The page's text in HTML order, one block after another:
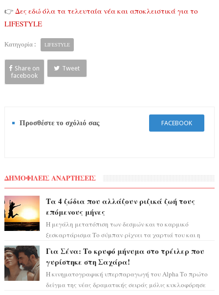
👉 Δες εδώ όλα τα τελευταία νέα και αποκλειστικά για το
LIFESTYLE
Κατηγορία : LIFESTYLE
Share on
facebook
Tweet
Προσθέστε το σχόλιό σας FACEBOOK
ΔΗΜΟΦΙΛΕΙΣ ΑΝΑΡΤΗΣΕΙΣ
Τα 4 ζώδια που αλλάζουν ριζικά ζωή τους
επόμενους μήνες
Η μεγάλη μετατόπιση των δεσμών και το καρμικό
ξεσκαρτάρισμα Το σύμπαν ρίχνει τα χαρτιά του και η
Για Σένα: Το κρυφό μήνυμα στο τρέιλερ που
γυρίστηκε στη Σαχάρα!
Η κινηματογραφική υπερπαραγωγή του Alpha Το πρώτο
δείγμα της νέας δραματικής σειράς μόλις κυκλοφόρησε